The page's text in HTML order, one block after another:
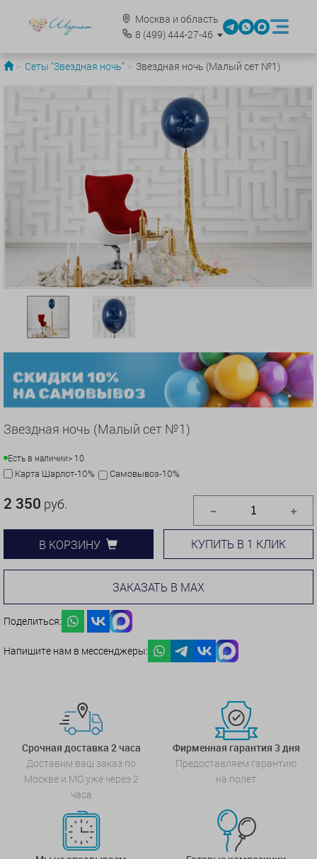
Москва и область
8 (499)444-27-46
Сеты "Звездная ночь" Звездная ночь (Малый сет №1)
Звездная ночь (Малый сет №1)
Есть в наличии> 10
Карта Шарлот-10% Самовывоз-10%
2 350 руб.
В КОРЗИНУ КУПИТЬ В 1 КЛИК
ЗАКАЗАТЬ В MAX
Поделиться:
Напишите нам в мессенджеры:
Срочная доставка 2 часа
Доставим ваш заказ по
Москве и МО уже через 2
часа
Фирменная гарантия 3 дня
Предоставляем гарантию
на полет